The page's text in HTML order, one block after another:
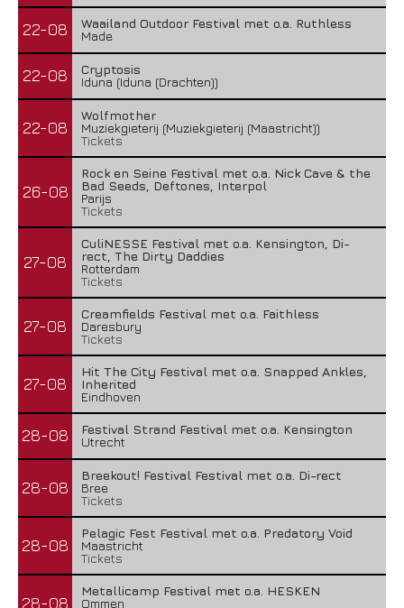
22-08
Waailand Outdoor Festival met o.a. Ruthless
Made
22-08
Cryptosis
Iduna (Iduna (Drachten))
22-08
Wolfmother
Muziekgieterij (Muziekgieterij (Maastricht))
Tickets
26-08
Rock en Seine Festival met o.a. Nick Cave & the
Bad Seeds, Deftones, Interpol
Parijs
Tickets
27-08
CuliNESSE Festival met o.a. Kensington, Di-
rect, The Dirty Daddies
Rotterdam
Tickets
27-08
Creamfields Festival met o.a. Faithless
Daresbury
Tickets
27-08
Hit The City Festival met o.a. Snapped Ankles,
Inherited
Eindhoven
28-08
Festival Strand Festival met o.a. Kensington
Utrecht
28-08
Breekout! Festival Festival met o.a. Di-rect
Bree
Tickets
28-08
Pelagic Fest Festival met o.a. Predatory Void
Maastricht
Tickets
28-08
Metallicamp Festival met o.a. HESKEN
Ommen